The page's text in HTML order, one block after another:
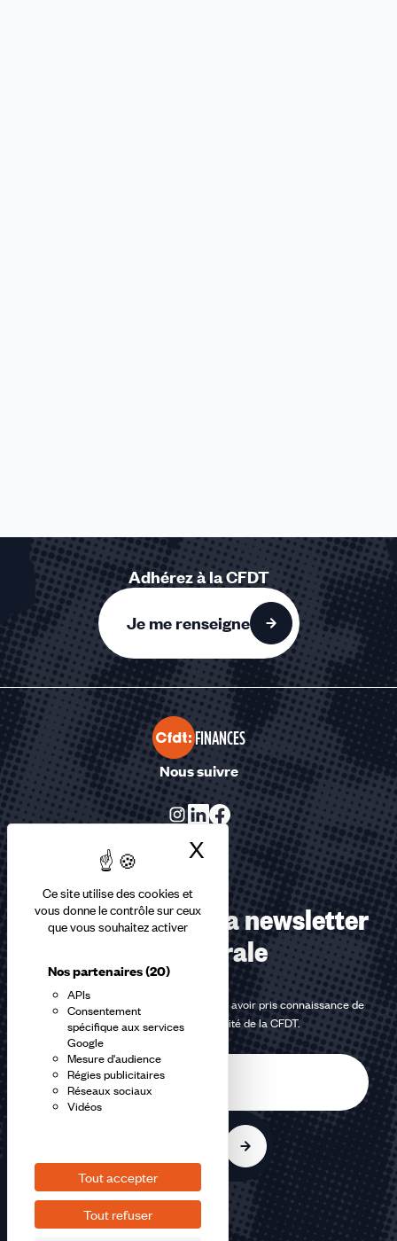
Ce site utilise des cookies et
vous donne le contrôle sur ceux
que vous souhaitez activer
Nos partenaires(20)
APIs
Consentement
spécifique aux services
Google
Mesure d'audience
Régies publicitaires
Réseaux sociaux
Vidéos
Tout accepter
Tout refuser
X Masquer le
Adhérez à la CFDT
Je me renseigne
FINANCES
Nous suivre
Abonnez-vous à la newsletter
confédérale
En m'inscrivant à la newsletter, j'affirme avoir pris connaissance de
lapolitique de confidentialité de la CFDT.